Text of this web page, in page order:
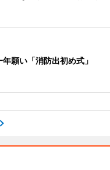
年願い「消防出初め式」